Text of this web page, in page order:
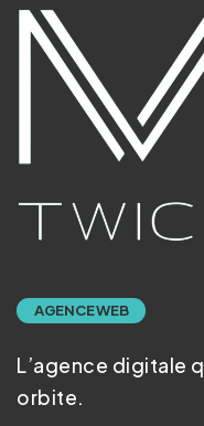
AGENCE WEB
L’agence digitale
orbite.